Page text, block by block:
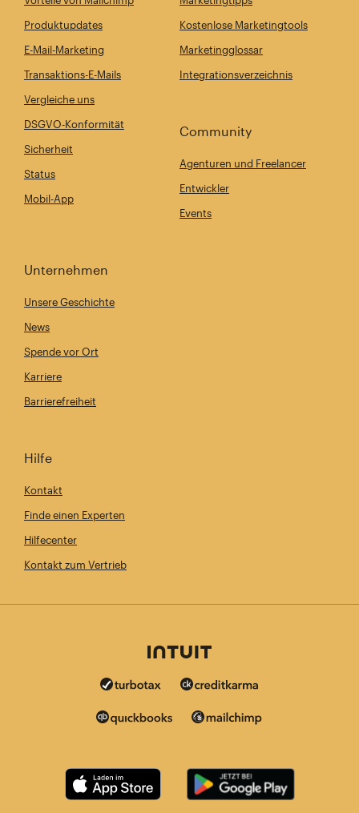
Produktupdates
E-Mail-Marketing
Transaktions-E-Mails
Vergleiche uns
DSGVO-Konformität
Sicherheit
Status
Mobil-App
Kostenlose Marketingtools
Marketingglossar
Integrationsverzeichnis
Community
Agenturen und Freelancer
Entwickler
Events
Unternehmen
Unsere Geschichte
News
Spende vor Ort
Karriere
Barrierefreiheit
Hilfe
Kontakt
Finde einen Experten
Hilfecenter
Kontakt zum Vertrieb